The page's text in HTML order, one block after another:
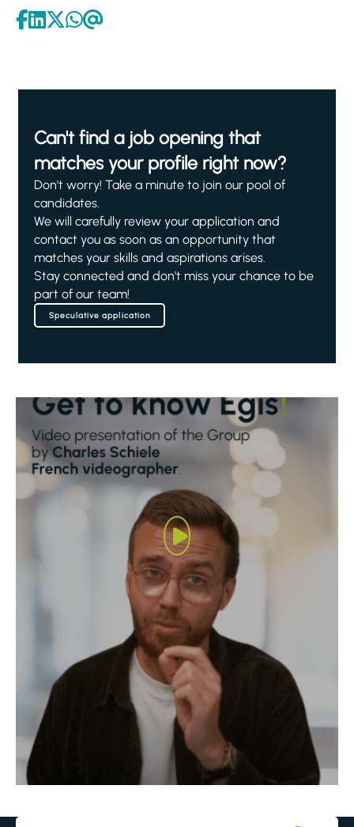
Can't find a job opening that
matches your profile right now?
Don't worry! Take a minute to join our pool of
candidates.
We will carefully review your application and
contact you as soon as an opportunity that
matches your skills and aspirations arises.
Stay connected and don't miss your chance to be
part of our team!
Speculative application